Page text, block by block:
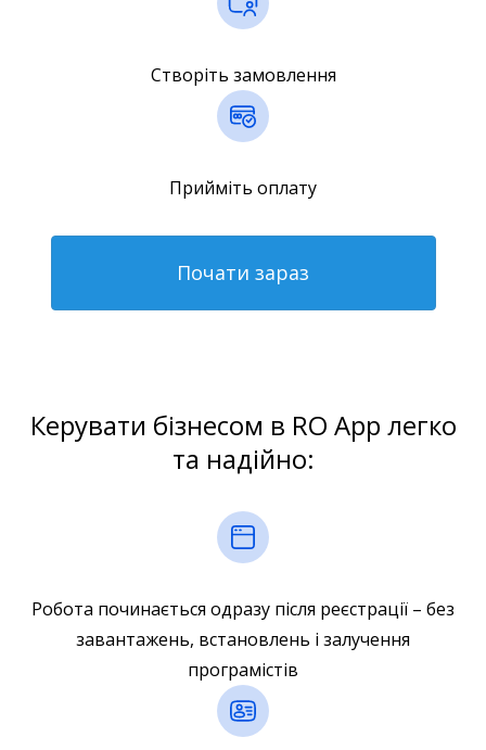
Створіть замовлення
Прийміть оплату
Почати зараз
Керувати бізнесом в RO App легко
та надійно:
Робота починається одразу після реєстрації – без
завантажень, встановлень і залучення
програмістів